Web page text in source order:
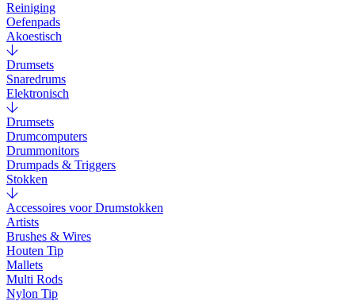
Reiniging
Oefenpads
Akoestisch
Drumsets
Snaredrums
Elektronisch
Drumsets
Drumcomputers
Drummonitors
Drumpads & Triggers
Stokken
Accessoires voor Drumstokken
Artists
Brushes & Wires
Houten Tip
Mallets
Multi Rods
Nylon Tip